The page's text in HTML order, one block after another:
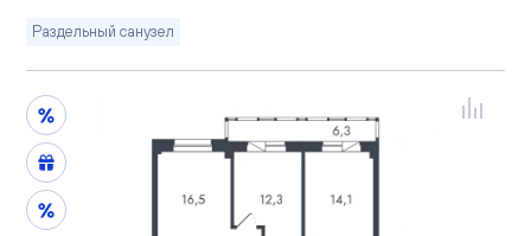
Раздельный санузел